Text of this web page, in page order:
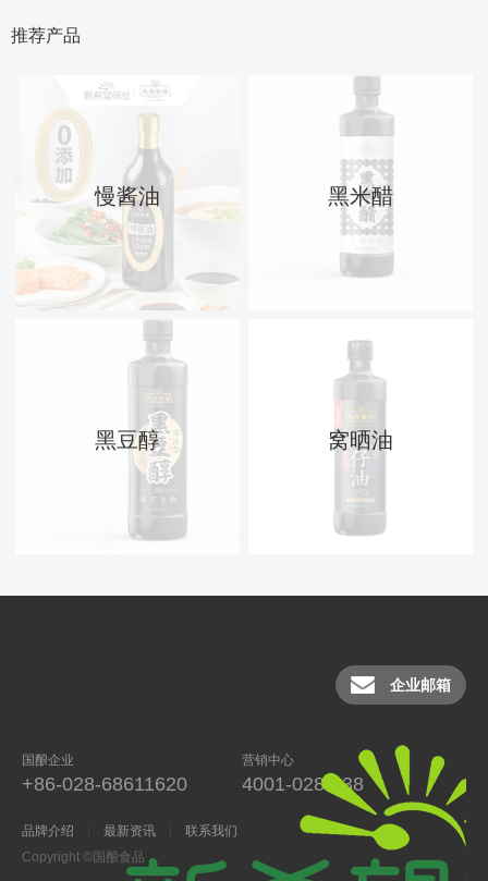
推荐产品
慢酱油 黑米醋
黑豆醇 窝晒油
国酿企业
+86-028-68611620
营销中心
4001-028-038
企业邮箱
品牌介绍 最新资讯
联系我们
Copyright ©国酿食品